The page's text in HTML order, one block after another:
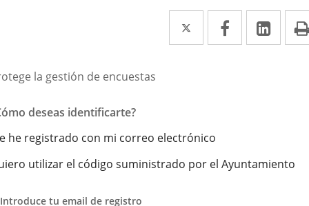
Twitter
Enlace
a
Facebook
Enlace
a
a
la gestión de encuestas
deseas identificarte?
he registrado con mi correo electrónico
utilizar el código suministrado por el Ayuntamiento
Introduce tu email de registro